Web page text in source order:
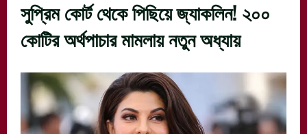
সুপ্রিম কোর্ট থেকে পিছিয়ে জ্যাকলিন! ২০০
কোটির অর্থপাচার মামলায় নতুন অধ্যায়